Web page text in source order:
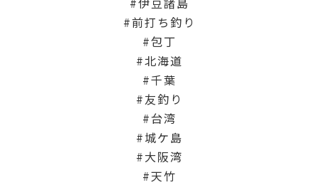
前打ち釣り
包丁
北海道
千葉
友釣り
台湾
城ケ島
大阪湾
天竹